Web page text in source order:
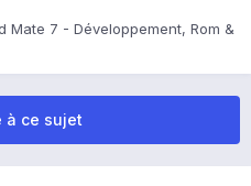
Mate 7 - Développement, Rom &
à ce sujet